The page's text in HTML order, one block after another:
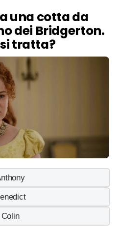
una cotta da
dei Bridgerton.
tratta?
Colin